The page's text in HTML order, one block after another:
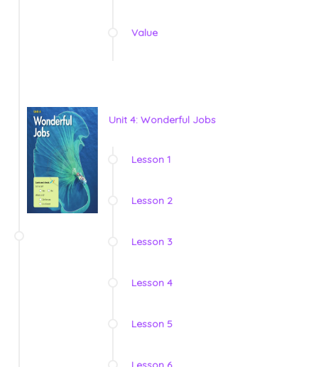
Value
Unit 4: Wonderful Jobs
Lesson 1
Lesson 2
Lesson 3
Lesson 4
Lesson 5